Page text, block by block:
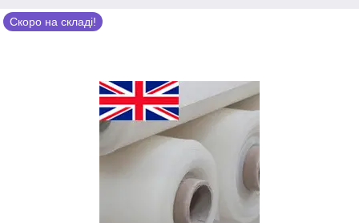
Скоро на складі!